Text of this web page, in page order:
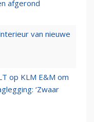
afgerond
van nieuwe
op KLM E&M om
‘Zwaar